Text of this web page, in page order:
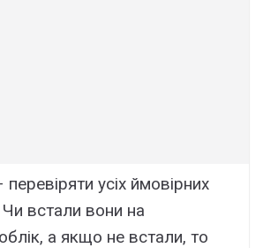
усіх ймовірних
Чи встали вони на
а якщо не встали, то